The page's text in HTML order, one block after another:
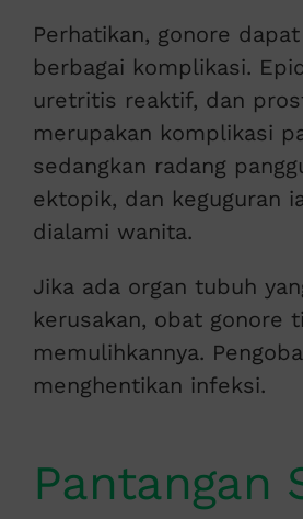
Perhatikan, gonore
berbagai komplikasi.
uretritis reaktif, dan
merupakan komplikasi
sedangkan radang
ektopik, dan keguguran
dialami wanita.
Jika ada organ tubuh
kerusakan, obat gonore
memulihkannya.
menghentikan infeksi.
Pantangan